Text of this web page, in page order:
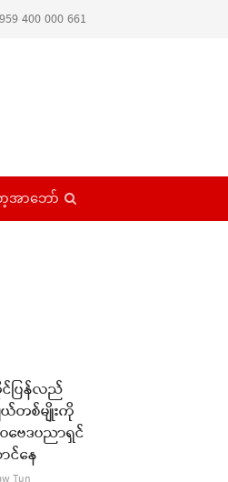
400 000 661
အာဘော်
ပြန်လည်
ယ်တစ်မျိုးကို
ဗေဒပညာရှင်
င်နေ